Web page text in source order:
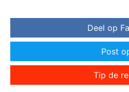
Deel op
Post
Tip de